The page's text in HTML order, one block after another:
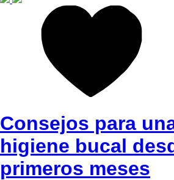
Consejos para
higiene bucal
primeros meses